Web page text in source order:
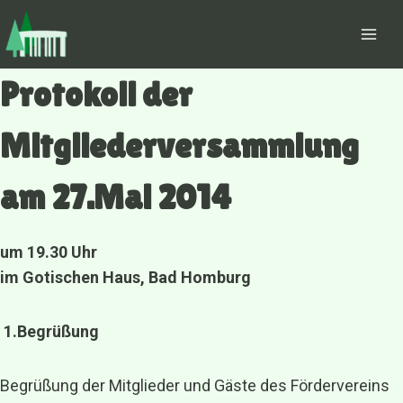
Zum
Inhalt
springen
Protokoll der
Mitgliederversammlung
am 27.Mai 2014
um 19.30 Uhr
im Gotischen Haus, Bad Homburg
1.Begrüßung
Begrüßung der Mitglieder und Gäste des Fördervereins